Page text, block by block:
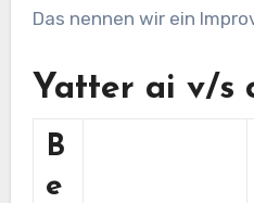
Das nennen wir ein
Yatter ai v/s
B
e